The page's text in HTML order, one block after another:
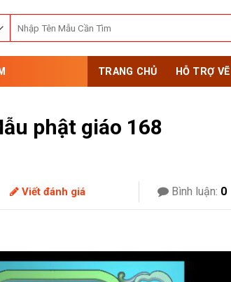
for:
TRANG CHỦ HỖ TRỢ
phật giáo 168
Viết đánh giá Bình luận: 0